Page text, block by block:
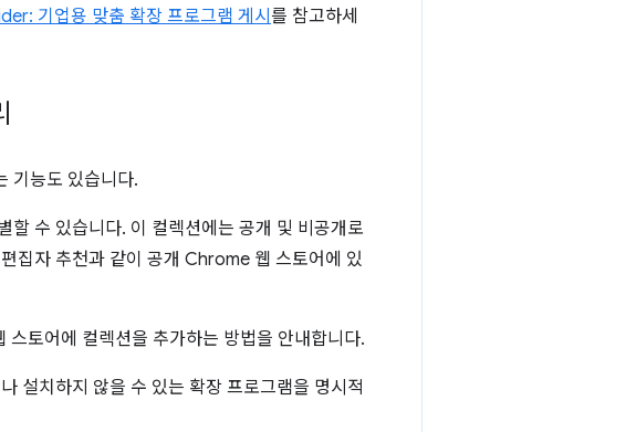
기업용 맞춤 확장 프로그램 게시 를 참고하세
기능도 있습니다.
할 수 있습니다. 이 컬렉션에는 공개 및 비공개로
집자 추천과 같이 공개 Chrome 웹 스토어에 있
토어에 컬렉션을 추가하는 방법을 안내합니다.
설치하지 않을 수 있는 확장 프로그램을 명시적